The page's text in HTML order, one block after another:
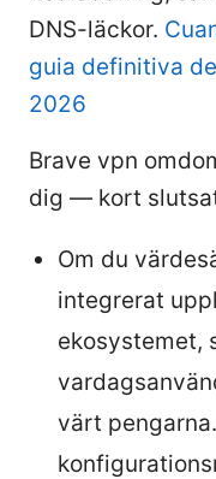
DNS-läckor.
guia definitiva
2026
Brave vpn
dig — kort
Om du
integrerat
ekosystemet,
värt